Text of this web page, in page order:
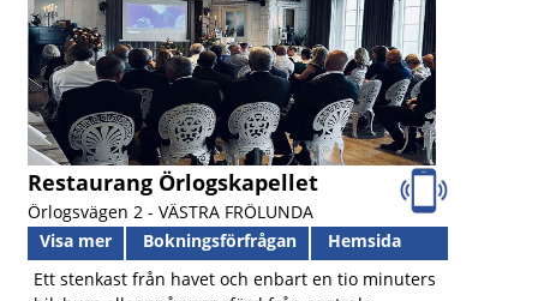
Restaurang Örlogskapellet
Örlogsvägen 2 - VÄSTRA FRÖLUNDA
Visa mer
Bokningsförfrågan
Hemsida
Ett stenkast från havet och enbart en tio minuters